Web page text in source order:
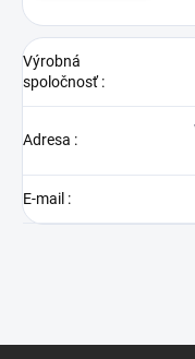
Výrobná
spoločnosť:
Adresa :
E-mail :